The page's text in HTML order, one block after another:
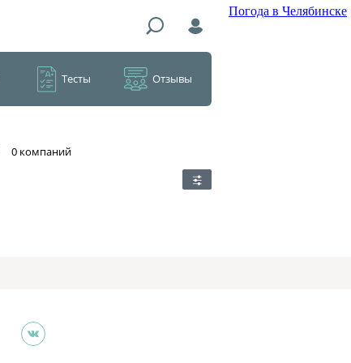
Погода в Челябинске
Тесты Отзывы
​0 компаний